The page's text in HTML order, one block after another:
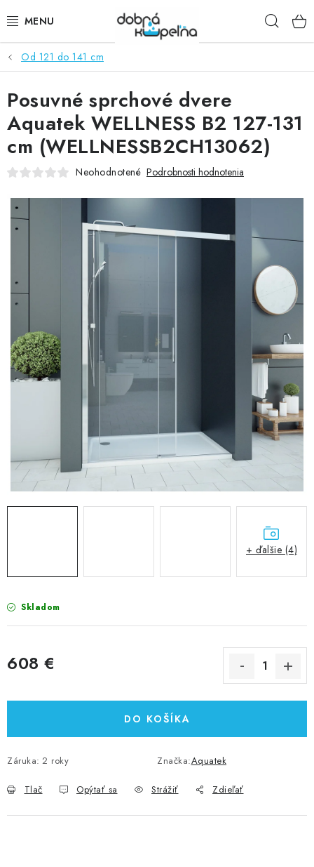
na
SPRCHOVÉ KÚTY
SPRCHOVÉ DVERE
BATÉRIE
VANE
KÚPEĽŇOVÝ NÁBYTOK
SANITA
PRÍSLUŠENSTVO K SPRCHOVÝM KÚTOM A
NÁHRADNÉ DIELY
Doprava a Platby
Ochrana osobných údajov GDPR
Predajňa Nitra
Formulár na vrátenie tovaru
Od 121 do 141 cm
Skladom
608 €
DO KOŠÍKA
Záruka: 2 roky Značka:Aquatek
Tlač Opýtať sa Strážiť Zdieľať
Posuvné sprchové dvere
Aquatek WELLNESS B2 127-131
cm (WELLNESSB2CH13062)
Neohodnotené Podrobnosti hodnotenia
+ ďalšie (4)